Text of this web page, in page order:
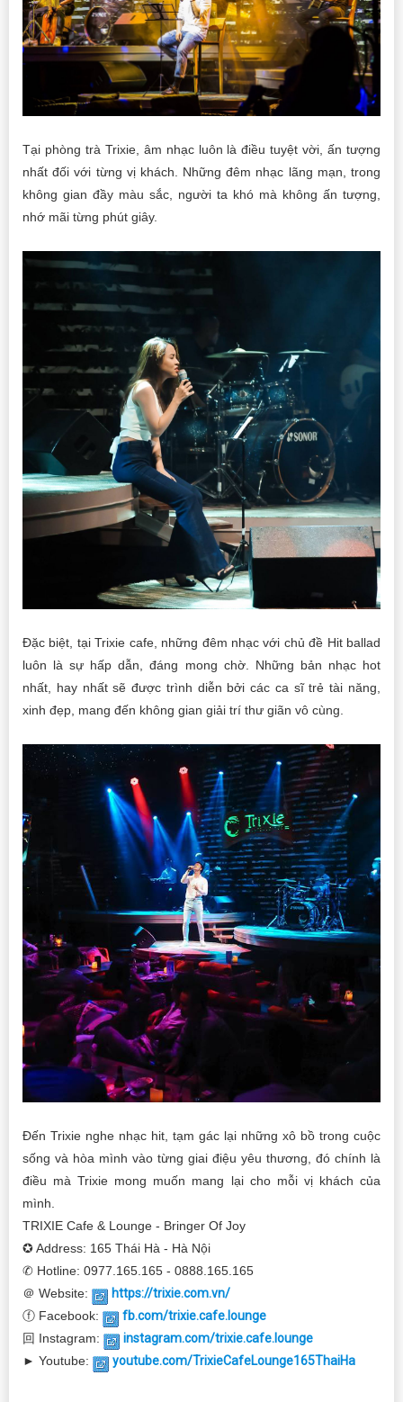
Tại phòng trà Trixie, âm nhạc luôn là điều tuyệt vời, ấn tượng
nhất đối với từng vị khách. Những đêm nhạc lãng mạn, trong
không gian đầy màu sắc, người ta khó mà không ấn tượng,
nhớ mãi từng phút giây.
Đặc biệt, tại Trixie cafe, những đêm nhạc với chủ đề Hit ballad
luôn là sự hấp dẫn, đáng mong chờ. Những bản nhạc hot
nhất, hay nhất sẽ được trình diễn bởi các ca sĩ trẻ tài năng,
xinh đẹp, mang đến không gian giải trí thư giãn vô cùng.
Đến Trixie nghe nhạc hit, tạm gác lại những xô bồ trong cuộc
sống và hòa mình vào từng giai điệu yêu thương, đó chính là
điều mà Trixie mong muốn mang lại cho mỗi vị khách của
mình.
TRIXIE Cafe & Lounge - Bringer Of Joy
✪ Address: 165 Thái Hà - Hà Nội
✆ Hotline: 0977.165.165 - 0888.165.165
＠ Website:
https://trixie.com.vn/
ⓕ Facebook:
fb.com/trixie.cafe.lounge
回 Instagram:
instagram.com/trixie.cafe.lounge
► Youtube:
youtube.com/TrixieCafeLounge165ThaiHa